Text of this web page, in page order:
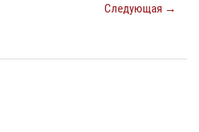
Следующая →